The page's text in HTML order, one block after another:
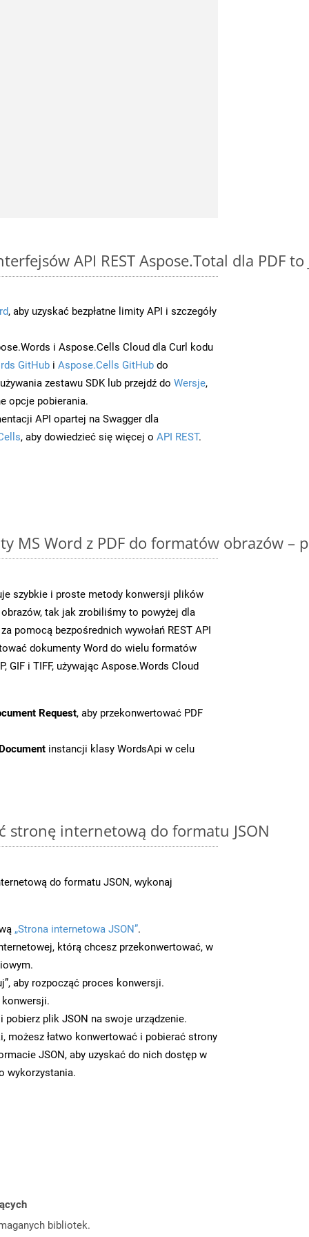
API REST Aspose.Total dla PDF to
, aby uzyskać bezpłatne limity API i szczegóły
i Aspose.Cells Cloud dla Curl kodu
GitHub i Aspose.Cells GitHub do
zestawu SDK lub przejdź do Wersje,
opcje pobierania.
API opartej na Swagger dla
, aby dowiedzieć się więcej o API REST.
MS Word z PDF do formatów obrazów –
szybkie i proste metody konwersji plików
tak jak zrobiliśmy to powyżej dla
pomocą bezpośrednich wywołań REST API
dokumenty Word do wielu formatów
GIF i TIFF, używając Aspose.Words Cloud
Request, aby przekonwertować PDF
instancji klasy WordsApi w celu
stronę internetową do formatu JSON
do formatu JSON, wykonaj
„Strona internetowa JSON”.
którą chcesz przekonwertować, w
aby rozpocząć proces konwersji.
konwersji.
pobierz plik JSON na swoje urządzenie.
możesz łatwo konwertować i pobierać strony
JSON, aby uzyskać do nich dostęp w
wykorzystania.
bibliotek.